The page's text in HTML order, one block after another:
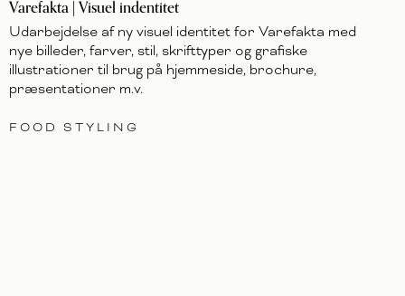
Varefakta | Visuel indentitet
Udarbejdelse af ny visuel identitet for Varefakta med
nye billeder, farver, stil, skrifttyper og grafiske
illustrationer til brug på hjemmeside, brochure,
præsentationer m.v.
FOOD STYLING